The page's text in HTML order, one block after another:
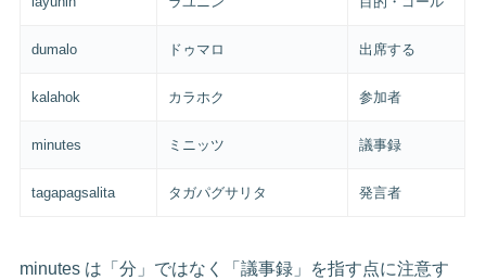
dumalo ドゥマロ 出席する
kalahok カラホク 参加者
minutes ミニッツ 議事録
tagapagsalita タガパグサリタ 発言者
minutes は「分」ではなく「議事録」を指す点に注意す